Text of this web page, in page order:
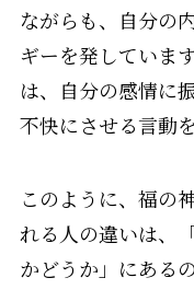
ながらも、自分の
ギーを発していま
は、自分の感情に
不快にさせる言動
このように、福の
れる人の違いは、
かどうか」にあるの